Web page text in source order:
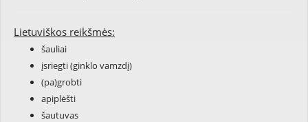
Lietuviškos reikšmės:
šauliai
įsriegti (ginklo vamzdį)
(pa)grobti
apiplėšti
šautuvas